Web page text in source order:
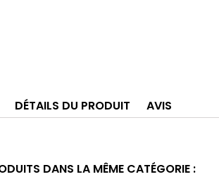
DÉTAILS DU PRODUIT AVIS
DANS LA MÊME CATÉGORIE :